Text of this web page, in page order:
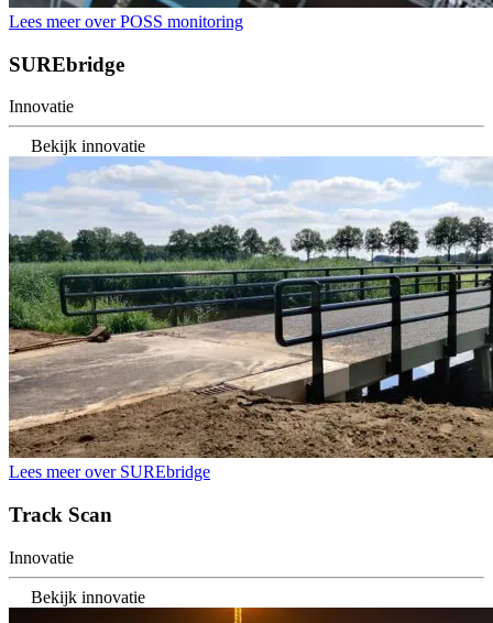
Lees meer over POSS monitoring
SUREbridge
Innovatie
Bekijk innovatie
Lees meer over SUREbridge
Track Scan
Innovatie
Bekijk innovatie